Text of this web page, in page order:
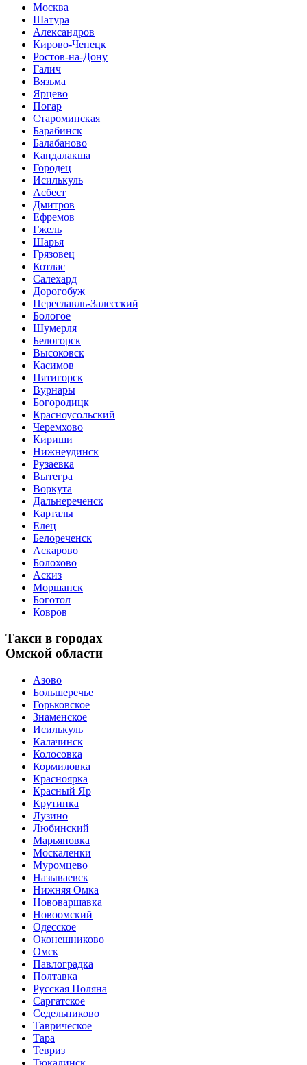
Москва
Шатура
Александров
Кирово-Чепецк
Ростов-на-Дону
Галич
Вязьма
Ярцево
Погар
Староминская
Барабинск
Балабаново
Кандалакша
Городец
Исилькуль
Асбест
Дмитров
Ефремов
Гжель
Шарья
Грязовец
Котлас
Салехард
Дорогобуж
Переславль-Залесский
Бологое
Шумерля
Белогорск
Высоковск
Касимов
Пятигорск
Вурнары
Богородицк
Красноусольский
Черемхово
Кириши
Нижнеудинск
Рузаевка
Вытегра
Воркута
Дальнереченск
Карталы
Елец
Белореченск
Аскарово
Болохово
Аскиз
Моршанск
Боготол
Ковров
Такси в городах
Омской области
Азово
Большеречье
Горьковское
Знаменское
Исилькуль
Калачинск
Колосовка
Кормиловка
Красноярка
Красный Яр
Крутинка
Лузино
Любинский
Марьяновка
Москаленки
Муромцево
Называевск
Нижняя Омка
Нововаршавка
Новоомский
Одесское
Оконешниково
Омск
Павлоградка
Полтавка
Русская Поляна
Саргатское
Седельниково
Таврическое
Тара
Тевриз
Тюкалинск